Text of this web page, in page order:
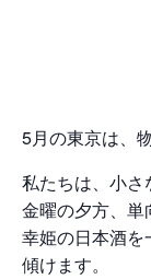
5月の東京は、
私たちは、小さ
金曜の夕方、単
幸姫の日本酒
傾けます。